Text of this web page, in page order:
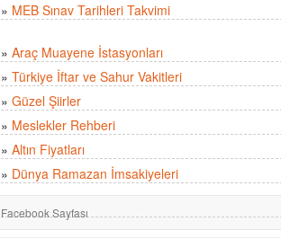
» MEB Sınav Tarihleri Takvimi
» Araç Muayene İstasyonları
» Türkiye İftar ve Sahur Vakitleri
» Güzel Şiirler
» Meslekler Rehberi
» Altın Fiyatları
» Dünya Ramazan İmsakiyeleri
Facebook Sayfası